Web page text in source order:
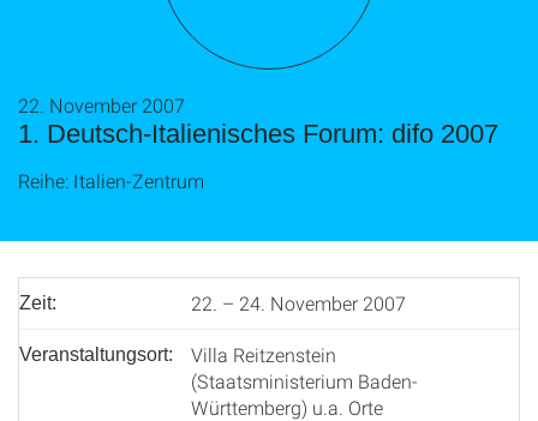
1. Deutsch-Italienisches Forum: difo 2007
22. November 2007
Reihe: Italien-Zentrum
Zeit: 22. – 24. November 2007
Veranstaltungsort:
Villa Reitzenstein
(Staatsministerium Baden-
Württemberg) u.a. Orte